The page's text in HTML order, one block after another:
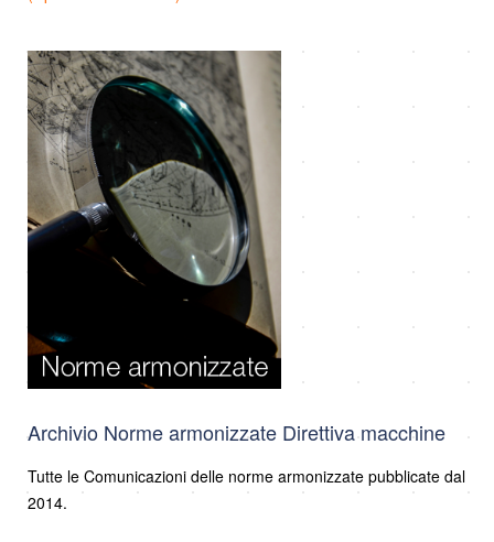
Archivio Norme armonizzate Direttiva macchine
Tutte le Comunicazioni delle norme armonizzate pubblicate dal
2014.